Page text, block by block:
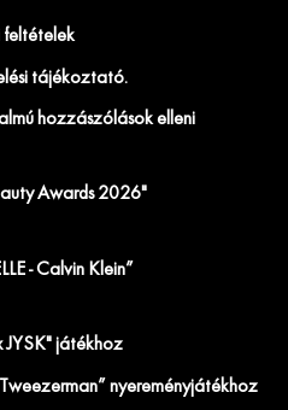
feltételek
tájékoztató.
hozzászólások elleni
Awards 2026"
- Calvin Klein”
JYSK" játékhoz
nyereményjátékhoz